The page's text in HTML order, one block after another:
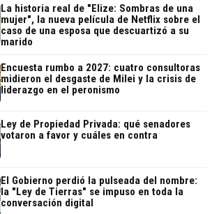
La historia real de "Elize: Sombras de una
mujer", la nueva película de Netflix sobre el
caso de una esposa que descuartizó a su
marido
Encuesta rumbo a 2027: cuatro consultoras
midieron el desgaste de Milei y la crisis de
liderazgo en el peronismo
Ley de Propiedad Privada: qué senadores
votaron a favor y cuáles en contra
El Gobierno perdió la pulseada del nombre:
la "Ley de Tierras" se impuso en toda la
conversación digital